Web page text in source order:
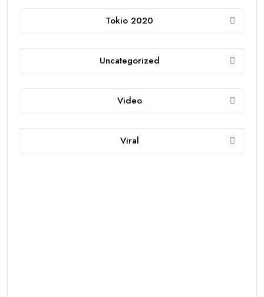
Tokio 2020
Uncategorized
Video
Viral